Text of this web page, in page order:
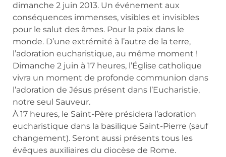
dimanche 2 juin 2013. Un événement aux
conséquences immenses, visibles et invisibles
pour le salut des âmes. Pour la paix dans le
monde. D’une extrémité à l’autre de la terre,
l’adoration eucharistique, au même moment !
Dimanche 2 juin à 17 heures, l’Église catholique
vivra un moment de profonde communion dans
l’adoration de Jésus présent dans l’Eucharistie,
notre seul Sauveur.
À 17 heures, le Saint-Père présidera l’adoration
eucharistique dans la basilique Saint-Pierre (sauf
changement). Seront aussi présents tous les
évêques auxiliaires du diocèse de Rome.